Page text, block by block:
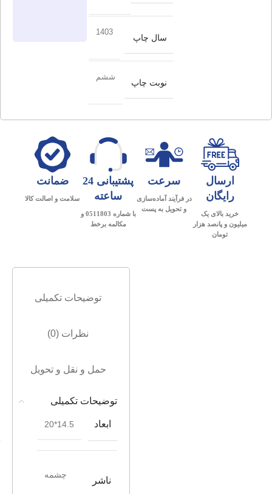
سال چاپ
1403
نوبت چاپ
ششم
ارسال
رایگان
خرید بالای یک
میلیون و پانصد هزار
تومان
سرعت
در فرآیند آماده‌سازی
و تحویل به پست
پشتیبانی 24
ساعته
با شماره 0511803 و
مکالمه برخط
ضمانت
سلامت و اصالت کالا
توضیحات تکمیلی
نظرات (0)
حمل و نقل و تحویل
توضیحات تکمیلی
ابعاد 14.5*20
ناشر
چشمه